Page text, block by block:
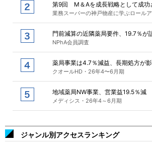
第9回 M＆Aを成長戦略として成功
業務スーパーの神戸物産に学ぶロール
門前減算の近隣薬局要件、19.7％が
NPhA会員調査
薬局事業は4.7％減益、長期処方が
クオールHD・26年4〜6月期
地域薬局NW事業、営業益19.5％減
メディシス・26年4～6月期
ジャンル別アクセスランキング